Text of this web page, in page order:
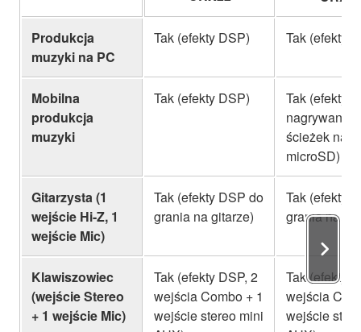
Produkcja
muzyki na PC
Tak (efekty DSP) Tak (efekty
Mobilna
produkcja
muzyki
Tak (efekty DSP)
Tak (efekty
nagrywanie
ścieżek na
microSD)
Gitarzysta (1
wejście Hi-Z, 1
wejście Mic)
Tak (efekty DSP do
grania na gitarze)
Tak (efekty
grania na
Klawiszowiec
(wejście Stereo
+ 1 wejście Mic)
Tak (efekty DSP, 2
wejścia Combo + 1
wejście stereo mini
Tak (efekty
wejścia
wejście